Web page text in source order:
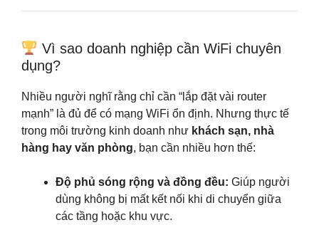
Vì sao doanh nghiệp cần WiFi chuyên
dụng?
Nhiều người nghĩ rằng chỉ cần “lắp đặt vài router
mạnh” là đủ để có mạng WiFi ổn định. Nhưng thực tế
trong môi trường kinh doanh như khách sạn, nhà
hàng hay văn phòng, bạn cần nhiều hơn thế:
Độ phủ sóng rộng và đồng đều: Giúp người
dùng không bị mất kết nối khi di chuyển giữa
các tầng hoặc khu vực.